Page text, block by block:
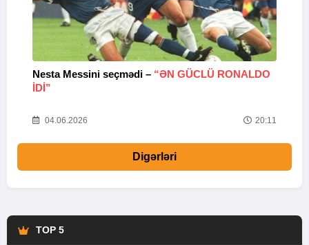
Nesta Messini seçmədi – “ƏN GÜCLÜ RONALDO
IDI”
04.06.2026 20:11
Digərləri
TOP 5